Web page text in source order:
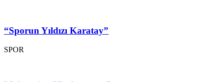
“Sporun Yıldızı Karatay”
SPOR